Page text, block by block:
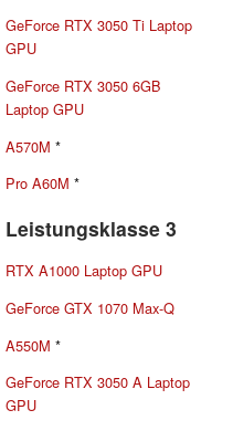
GeForce RTX 3050 Ti Laptop
GPU
GeForce RTX 3050 6GB
Laptop GPU
A570M *
Pro A60M *
Leistungsklasse 3
RTX A1000 Laptop GPU
GeForce GTX 1070 Max-Q
A550M *
GeForce RTX 3050 A Laptop
GPU